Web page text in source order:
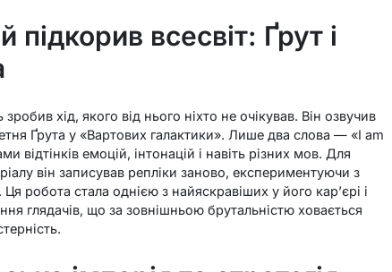
підкорив всесвіт: Ґрут і
зробив хід, якого від нього ніхто не очікував. Він озвучив
Ґрута у «Вартових галактики». Лише два слова — «I am
відтінків емоцій, інтонацій і навіть різних мов. Для
він записував репліки заново, експериментуючи з
робота стала однією з найяскравіших у його кар’єрі і
глядачів, що за зовнішньою брутальністю ховається